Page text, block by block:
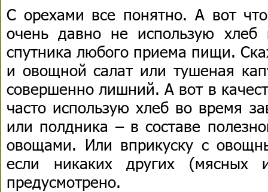
С орехами все понятно. А вот
очень давно не использую хлеб
спутника любого приема пищи.
и овощной салат или тушеная
совершенно лишний. А вот в
часто использую хлеб во время
или полдника – в составе
овощами. Или вприкуску с
если никаких других
предусмотрено.